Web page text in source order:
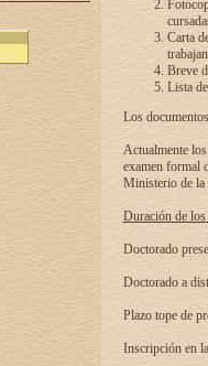
Carta
Breve
Lista
Los
Actualmente
examen formal
Ministerio de la
Duración de
Doctorado
Doctorado a
Plazo tope de
Inscripción en